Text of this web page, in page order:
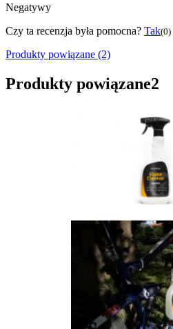
Negatywy
Czy ta recenzja była pomocna? Tak(0)
Produkty powiązane (2)
Produkty powiązane2